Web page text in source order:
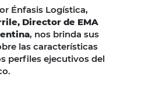
Énfasis Logística,
Director de EMA
, nos brinda sus
las características
perfiles ejecutivos del